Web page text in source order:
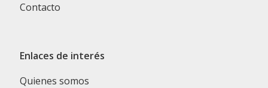
Contacto
Enlaces de interés
Quienes somos